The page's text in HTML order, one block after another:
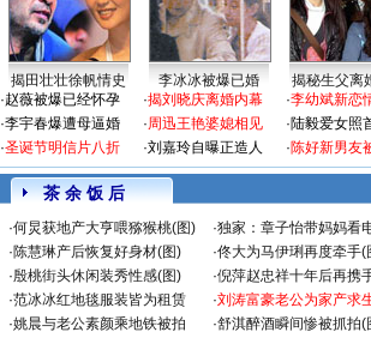
揭田壮壮徐帆情史 李冰冰被爆已婚
揭秘生父离
·赵薇被爆已经怀孕
·李宇春爆遭母逼婚
·圣诞节明信片八折
·揭刘晓庆离婚内幕
·周迅王艳婆媳相见
·刘嘉玲自曝正造人
·李幼斌新恋
·陆毅爱女照
·陈好新男友
茶 余 饭 后
·何炅获地产大亨喂猕猴桃(图) ·独家：章子怡带妈妈看
·陈慧琳产后恢复好身材(图) ·佟大为马伊琍再度牵手(
·殷桃街头休闲装秀性感(图) ·倪萍赵忠祥十年后再携
·范冰冰红地毯服装皆为租赁 ·刘涛富豪老公为家产求
·姚晨与老公素颜乘地铁被拍 ·舒淇醉酒瞬间惨被抓拍(